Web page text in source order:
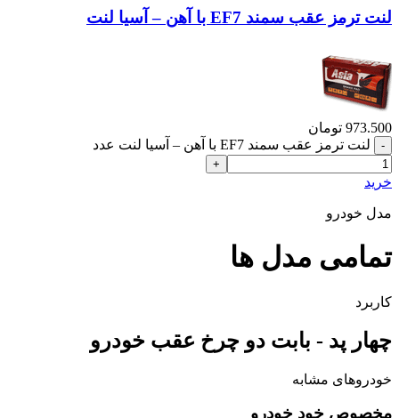
لنت ترمز عقب سمند EF7 با آهن – آسیا لنت
973.500 تومان
لنت ترمز عقب سمند EF7 با آهن – آسیا لنت عدد
خرید
مدل خودرو
تمامی مدل ها
کاربرد
چهار پد - بابت دو چرخ عقب خودرو
خودروهای مشابه
مخصوص خود خودرو